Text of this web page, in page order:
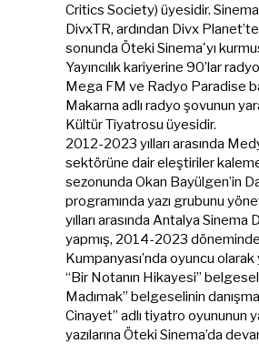
Critics Society) üyesidir. Sinema
DivxTR, ardından Divx
sonunda Öteki Sinema'yı
Yayıncılık kariyerine 90’lar
Mega FM ve Radyo Paradise
Makarna adlı radyo şovunun
Kültür Tiyatrosu üyesidir.
2012-2023 yılları arasında
sektörüne dair eleştiriler
sezonunda Okan Bayülgen’in
programında yazı grubunu
yılları arasında Antalya Sinema
yapmış, 2014-2023
Kumpanyası’nda oyuncu olarak
“Bir Notanın Hikayesi”
Madımak” belgeselinin
Cinayet” adlı tiyatro oyununun
yazılarına Öteki Sinema’da